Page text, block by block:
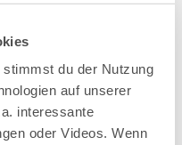
stimmst du der Nutzung
auf unserer
interessante
oder Videos. Wenn
Allgäu. Ganz oder gar
es für die Jobchallenge
ins...